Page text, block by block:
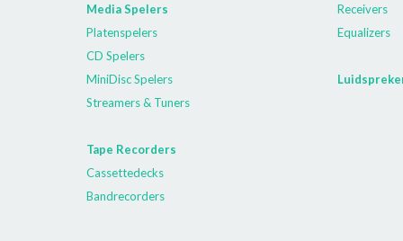
Media Spelers
Platenspelers
CD Spelers
MiniDisc Spelers
Streamers & Tuners
Tape Recorders
Cassettedecks
Bandrecorders
Receivers
Equalizers